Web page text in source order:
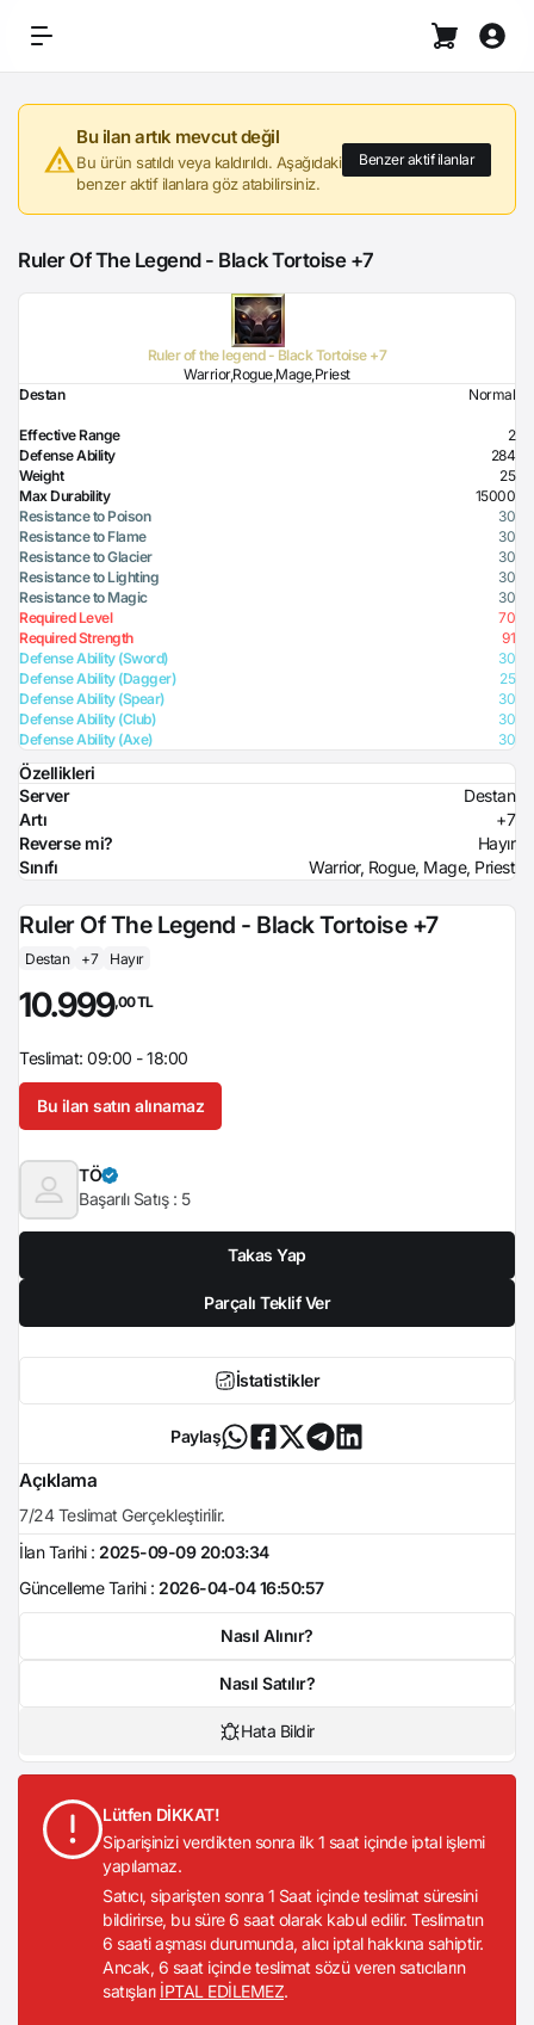
Bu ilan artık mevcut değil
Bu ürün satıldı veya kaldırıldı. Aşağıdaki
benzer aktif ilanlara göz atabilirsiniz.
Benzer aktif ilanlar
Ruler Of The Legend - Black Tortoise +7
Ruler of the legend - Black Tortoise +7
Warrior,Rogue,Mage,Priest
Destan
Normal
Effective Range
2
Defense Ability
284
Weight
25
Max Durability
15000
Resistance to Poison
30
Resistance to Flame
30
Resistance to Glacier
30
Resistance to Lighting
30
Resistance to Magic
30
Required Level
70
Required Strength
91
Defense Ability (Sword)
30
Defense Ability (Dagger)
25
Defense Ability (Spear)
30
Defense Ability (Club)
30
Defense Ability (Axe)
30
Özellikleri
Server
Destan
Artı
+7
Reverse mi?
Hayır
Sınıfı
Warrior, Rogue, Mage, Priest
Ruler Of The Legend - Black Tortoise +7
Destan +7 Hayır
10.999,00 TL
Teslimat: 09:00 - 18:00
Bu ilan satın alınamaz
TÖ
Başarılı Satış : 5
Takas Yap
Parçalı Teklif Ver
İstatistikler
Paylaş
Açıklama
7/24 Teslimat Gerçekleştirilir.
İlan Tarihi : 2025-09-09 20:03:34
Güncelleme Tarihi : 2026-04-04 16:50:57
Nasıl Alınır?
Nasıl Satılır?
Hata Bildir
Lütfen DİKKAT!
Siparişinizi verdikten sonra ilk 1 saat içinde iptal işlemi
yapılamaz.
Satıcı, siparişten sonra 1 Saat içinde teslimat süresini
bildirirse, bu süre 6 saat olarak kabul edilir. Teslimatın
6 saati aşması durumunda, alıcı iptal hakkına sahiptir.
Ancak, 6 saat içinde teslimat sözü veren satıcıların
satışları İPTAL EDİLEMEZ.